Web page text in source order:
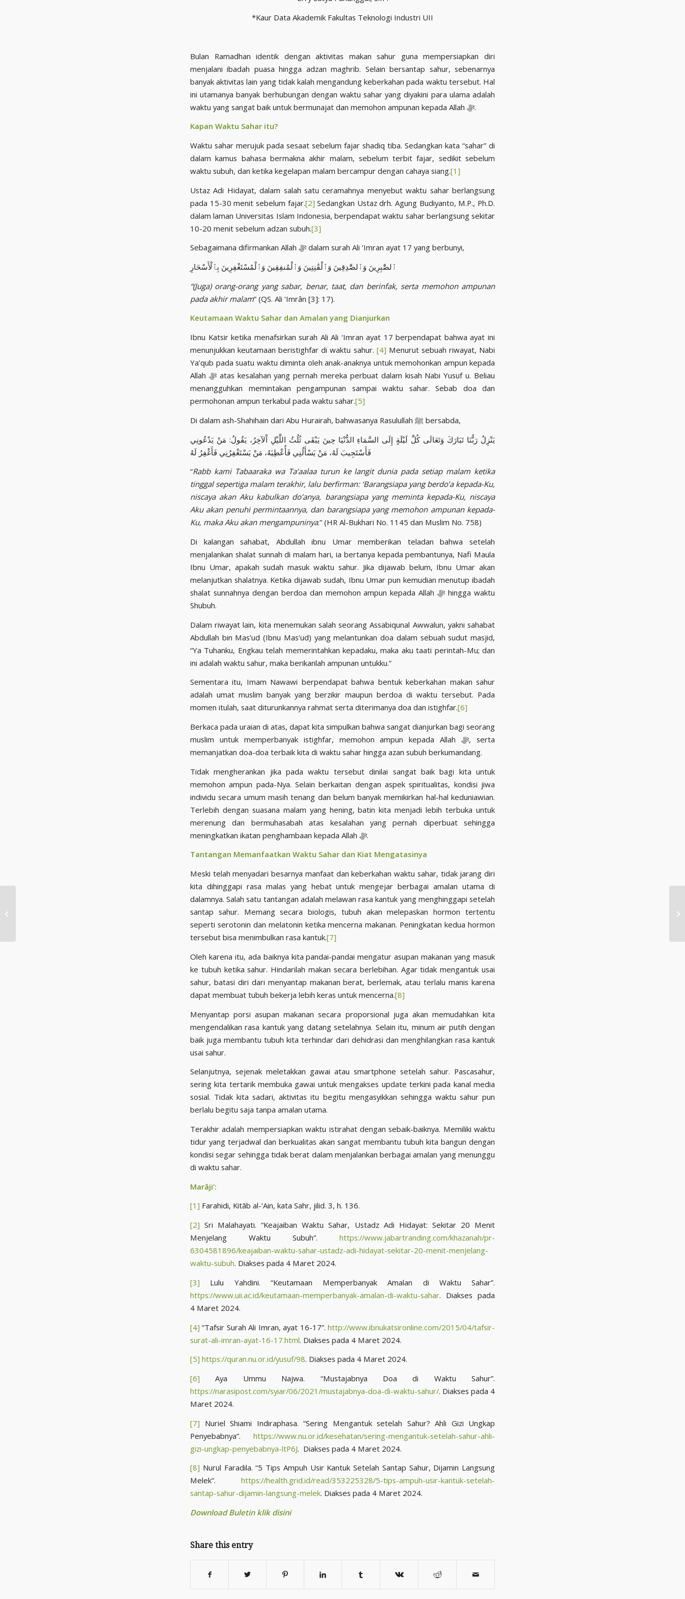
*Kaur Data Akademik Fakultas Teknologi Industri UII
Bulan Ramadhan identik dengan aktivitas makan sahur guna mempersiapkan diri
menjalani ibadah puasa hingga adzan maghrib. Selain bersantap sahur, sebenarnya
banyak aktivitas lain yang tidak kalah mengandung keberkahan pada waktu tersebut. Hal
ini utamanya banyak berhubungan dengan waktu sahar yang diyakini para ulama adalah
waktu yang sangat baik untuk bermunajat dan memohon ampunan kepada Allah ﷻ.
Kapan Waktu Sahar itu?
Waktu sahar merujuk pada sesaat sebelum fajar shadiq tiba. Sedangkan kata “sahar” di
dalam kamus bahasa bermakna akhir malam, sebelum terbit fajar, sedikit sebelum
waktu subuh, dan ketika kegelapan malam bercampur dengan cahaya siang.[1]
Ustaz Adi Hidayat, dalam salah satu ceramahnya menyebut waktu sahar berlangsung
pada 15-30 menit sebelum fajar.[2] Sedangkan Ustaz drh. Agung Budiyanto, M.P., Ph.D.
dalam laman Universitas Islam Indonesia, berpendapat waktu sahar berlangsung sekitar
10-20 menit sebelum adzan subuh.[3]
Sebagaimana difirmankan Allah ﷻ dalam surah Ali ‘Imran ayat 17 yang berbunyi,
ٱلصَّٰبِرِينَ وَٱلصَّٰدِقِينَ وَٱلْقَٰنِتِينَ وَٱلْمُنفِقِينَ وَٱلْمُسْتَغْفِرِينَ بِٱلْأَسْحَارِ
“(Juga) orang-orang yang sabar, benar, taat, dan berinfak, serta memohon ampunan
pada akhir malam” (QS. Ali ‘Imrân [3]: 17).
Keutamaan Waktu Sahar dan Amalan yang Dianjurkan
Ibnu Katsir ketika menafsirkan surah Ali Ali ‘Imran ayat 17 berpendapat bahwa ayat ini
menunjukkan keutamaan beristighfar di waktu sahur. [4] Menurut sebuah riwayat, Nabi
Ya’qub pada suatu waktu diminta oleh anak-anaknya untuk memohonkan ampun kepada
Allah ﷻ atas kesalahan yang pernah mereka perbuat dalam kisah Nabi Yusuf u. Beliau
menangguhkan memintakan pengampunan sampai waktu sahar. Sebab doa dan
permohonan ampun terkabul pada waktu sahar.[5]
Di dalam ash-Shahihain dari Abu Hurairah, bahwasanya Rasulullah ﷺ bersabda,
يَنْزِلُ رَبُّنَا تَبَارَكَ وَتَعَالَى كُلَّ لَيْلَةٍ إِلَى السَّمَاءِ الدُّنْيَا حِينَ يَبْقَى ثُلُثُ اللَّيْلِ اْلآخِرُ، يَقُولُ: مَنْ يَدْعُونِي
فَأَسْتَجِيبَ لَهُ، مَنْ يَسْأَلُنِي فَأُعْطِيَهُ، مَنْ يَسْتَغْفِرُنِي فَأَغْفِرُ لَهُ
“Rabb kami Tabaaraka wa Ta’aalaa turun ke langit dunia pada setiap malam ketika
tinggal sepertiga malam terakhir, lalu berfirman: ‘Barangsiapa yang berdo’a kepada-Ku,
niscaya akan Aku kabulkan do’anya, barangsiapa yang meminta kepada-Ku, niscaya
Aku akan penuhi permintaannya, dan barangsiapa yang memohon ampunan kepada-
Ku, maka Aku akan mengampuninya.” (HR Al-Bukhari No. 1145 dan Muslim No. 758)
Di kalangan sahabat, Abdullah ibnu Umar memberikan teladan bahwa setelah
menjalankan shalat sunnah di malam hari, ia bertanya kepada pembantunya, Nafi Maula
Ibnu Umar, apakah sudah masuk waktu sahur. Jika dijawab belum, Ibnu Umar akan
melanjutkan shalatnya. Ketika dijawab sudah, Ibnu Umar pun kemudian menutup ibadah
shalat sunnahnya dengan berdoa dan memohon ampun kepada Allah ﷻ hingga waktu
Shubuh.
Dalam riwayat lain, kita menemukan salah seorang Assabiqunal Awwalun, yakni sahabat
Abdullah bin Mas’ud (Ibnu Mas’ud) yang melantunkan doa dalam sebuah sudut masjid,
“Ya Tuhanku, Engkau telah memerintahkan kepadaku, maka aku taati perintah-Mu; dan
ini adalah waktu sahur, maka berikanlah ampunan untukku.”
Sementara itu, Imam Nawawi berpendapat bahwa bentuk keberkahan makan sahur
adalah umat muslim banyak yang berzikir maupun berdoa di waktu tersebut. Pada
momen itulah, saat diturunkannya rahmat serta diterimanya doa dan istighfar.[6]
Berkaca pada uraian di atas, dapat kita simpulkan bahwa sangat dianjurkan bagi seorang
muslim untuk memperbanyak istighfar, memohon ampun kepada Allah ﷻ, serta
memanjatkan doa-doa terbaik kita di waktu sahar hingga azan subuh berkumandang.
Tidak mengherankan jika pada waktu tersebut dinilai sangat baik bagi kita untuk
memohon ampun pada-Nya. Selain berkaitan dengan aspek spiritualitas, kondisi jiwa
individu secara umum masih tenang dan belum banyak memikirkan hal-hal keduniawian.
Terlebih dengan suasana malam yang hening, batin kita menjadi lebih terbuka untuk
merenung dan bermuhasabah atas kesalahan yang pernah diperbuat sehingga
meningkatkan ikatan penghambaan kepada Allah ﷻ.
Tantangan Memanfaatkan Waktu Sahar dan Kiat Mengatasinya
Meski telah menyadari besarnya manfaat dan keberkahan waktu sahar, tidak jarang diri
kita dihinggapi rasa malas yang hebat untuk mengejar berbagai amalan utama di
dalamnya. Salah satu tantangan adalah melawan rasa kantuk yang menghinggapi setelah
santap sahur. Memang secara biologis, tubuh akan melepaskan hormon tertentu
seperti serotonin dan melatonin ketika mencerna makanan. Peningkatan kedua hormon
tersebut bisa menimbulkan rasa kantuk.[7]
Oleh karena itu, ada baiknya kita pandai-pandai mengatur asupan makanan yang masuk
ke tubuh ketika sahur. Hindarilah makan secara berlebihan. Agar tidak mengantuk usai
sahur, batasi diri dari menyantap makanan berat, berlemak, atau terlalu manis karena
dapat membuat tubuh bekerja lebih keras untuk mencerna.[8]
Menyantap porsi asupan makanan secara proporsional juga akan memudahkan kita
mengendalikan rasa kantuk yang datang setelahnya. Selain itu, minum air putih dengan
baik juga membantu tubuh kita terhindar dari dehidrasi dan menghilangkan rasa kantuk
usai sahur.
Selanjutnya, sejenak meletakkan gawai atau smartphone setelah sahur. Pascasahur,
sering kita tertarik membuka gawai untuk mengakses update terkini pada kanal media
sosial. Tidak kita sadari, aktivitas itu begitu mengasyikkan sehingga waktu sahur pun
berlalu begitu saja tanpa amalan utama.
Terakhir adalah mempersiapkan waktu istirahat dengan sebaik-baiknya. Memiliki waktu
tidur yang terjadwal dan berkualitas akan sangat membantu tubuh kita bangun dengan
kondisi segar sehingga tidak berat dalam menjalankan berbagai amalan yang menunggu
di waktu sahar.
Marâji’:
[1] Farahidi, Kitāb al-‘Ain, kata Sahr, jilid. 3, h. 136.
[2] Sri Malahayati. “Keajaiban Waktu Sahar, Ustadz Adi Hidayat: Sekitar 20 Menit
Menjelang Waktu Subuh”. https://www.jabartranding.com/khazanah/pr-
6304581896/keajaiban-waktu-sahar-ustadz-adi-hidayat-sekitar-20-menit-menjelang-
waktu-subuh. Diakses pada 4 Maret 2024.
[3] Lulu Yahdini. “Keutamaan Memperbanyak Amalan di Waktu Sahar”.
https://www.uii.ac.id/keutamaan-memperbanyak-amalan-di-waktu-sahar. Diakses pada
4 Maret 2024.
[4] “Tafsir Surah Ali Imran, ayat 16-17”. http://www.ibnukatsironline.com/2015/04/tafsir-
surat-ali-imran-ayat-16-17.html. Diakses pada 4 Maret 2024.
[5] https://quran.nu.or.id/yusuf/98. Diakses pada 4 Maret 2024.
[6] Aya Ummu Najwa. “Mustajabnya Doa di Waktu Sahur”.
https://narasipost.com/syiar/06/2021/mustajabnya-doa-di-waktu-sahur/. Diakses pada 4
Maret 2024.
[7] Nuriel Shiami Indiraphasa. “Sering Mengantuk setelah Sahur? Ahli Gizi Ungkap
Penyebabnya”. https://www.nu.or.id/kesehatan/sering-mengantuk-setelah-sahur-ahli-
gizi-ungkap-penyebabnya-ltP6J. Diakses pada 4 Maret 2024.
[8] Nurul Faradila. “5 Tips Ampuh Usir Kantuk Setelah Santap Sahur, Dijamin Langsung
Melek”. https://health.grid.id/read/353225328/5-tips-ampuh-usir-kantuk-setelah-
santap-sahur-dijamin-langsung-melek. Diakses pada 4 Maret 2024.
Download Buletin klik disini
Share this entry